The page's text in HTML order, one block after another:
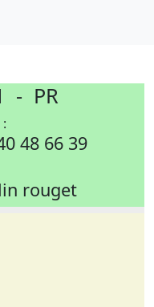
- PR
48 66 39
rouget